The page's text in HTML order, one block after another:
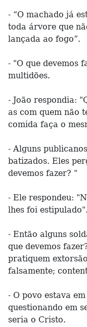
- “O machado já
toda árvore que
lançada ao fogo”.
- "O que devemos
multidões.
- João respondia:
as com quem não
comida faça o
- Alguns
batizados. Eles
devemos fazer? "
- Ele respondeu:
lhes foi estipulado".
- Então alguns
que devemos
pratiquem
falsamente;
- O povo estava
questionando em
seria o Cristo.